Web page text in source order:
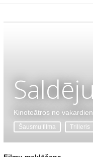
Kinoteātros no
Šausmu filma Trilleris